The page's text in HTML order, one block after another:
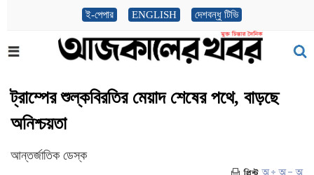
ই-পেপার ENGLISH দেশবন্ধু টিভি
ট্রাম্পের শুল্কবিরতির মেয়াদ শেষের পথে, বাড়ছে
অনিশ্চয়তা
আন্তর্জাতিক ডেস্ক